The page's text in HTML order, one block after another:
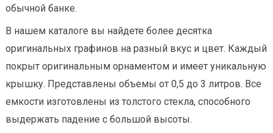
обычной банке.
В нашем каталоге вы найдете более десятка
оригинальных графинов на разный вкус и цвет. Каждый
покрыт оригинальным орнаментом и имеет уникальную
крышку. Представлены объемы от 0,5 до 3 литров. Все
емкости изготовлены из толстого стекла, способного
выдержать падение с большой высоты.